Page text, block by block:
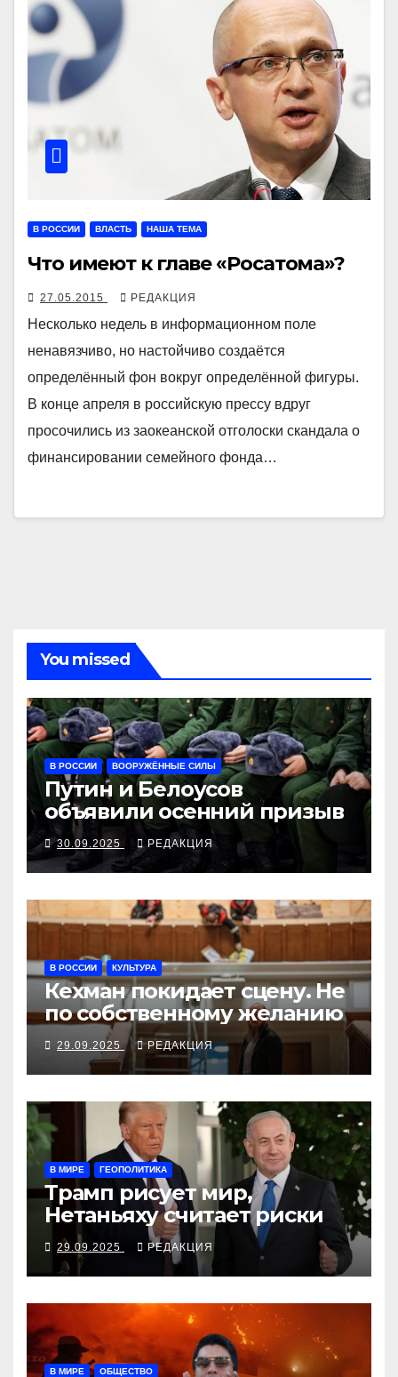
В РОССИИ ВЛАСТЬ НАША ТЕМА
Что имеют к главе «Росатома»?
27.05.2015 РЕДАКЦИЯ
Несколько недель в информационном поле
ненавязчиво, но настойчиво создаётся
определённый фон вокруг определённой фигуры.
В конце апреля в российскую прессу вдруг
просочились из заокеанской отголоски скандала о
финансировании семейного фонда…
You missed
В РОССИИ ВООРУЖЁННЫЕ СИЛЫ
Путин и Белоусов
объявили осенний призыв
30.09.2025 РЕДАКЦИЯ
В РОССИИ КУЛЬТУРА
Кехман покидает сцену. Не
по собственному желанию
29.09.2025 РЕДАКЦИЯ
В МИРЕ ГЕОПОЛИТИКА
Трамп рисует мир,
Нетаньяху считает риски
29.09.2025 РЕДАКЦИЯ
В МИРЕ ОБЩЕСТВО